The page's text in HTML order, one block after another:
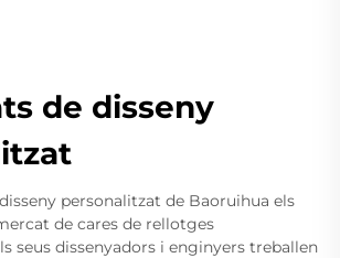
de disseny
personalitzat de Baoruihua els
de cares de rellotges
seus dissenyadors i enginyers treballen